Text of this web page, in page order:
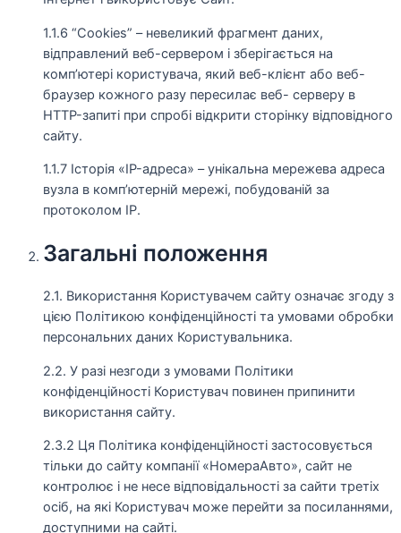
1.1.6 “Cookies” – невеликий фрагмент даних,
відправлений веб-сервером і зберігається на
комп’ютері користувача, який веб-клієнт або веб-
браузер кожного разу пересилає веб- серверу в
HTTP-запиті при спробі відкрити сторінку відповідного
сайту.
1.1.7 Історія «IP-адреса» – унікальна мережева адреса
вузла в комп’ютерній мережі, побудованій за
протоколом IP.
Загальні положення
2.1. Використання Користувачем сайту означає згоду з
цією Політикою конфіденційності та умовами обробки
персональних даних Користувальника.
2.2. У разі незгоди з умовами Політики
конфіденційності Користувач повинен припинити
використання сайту.
2.3.2 Ця Політика конфіденційності застосовується
тільки до сайту компанії «НомераАвто», сайт не
контролює і не несе відповідальності за сайти третіх
осіб, на які Користувач може перейти за посиланнями,
доступними на сайті.